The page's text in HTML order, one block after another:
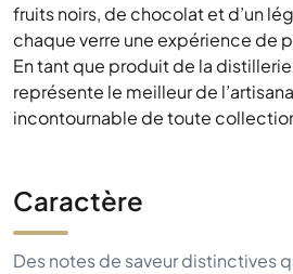
fruits noirs, de chocolat et d’un
chaque verre une expérience de
En tant que produit de la
représente le meilleur de
incontournable de toute
Caractère
Des notes de saveur distinctives